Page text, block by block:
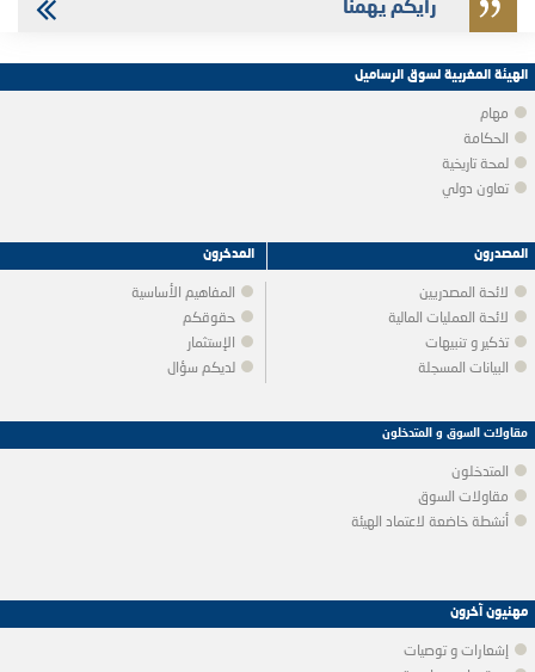
رأيكم يهمنا
الهيئة المغربية لسوق الرساميل
مهام
الحكامة
لمحة تاريخية
تعاون دولي
المدخرون
المفاهيم الأساسية
حقوقكم
الإستثمار
لديكم سؤال
المصدرون
لائحة المصدريين
لائحة العمليات المالية
تذكير و تنبيهات
البيانات المسجلة
مقاولات السوق و المتدخلون
المتدخلون
مقاولات السوق
أنشطة خاضعة لاعتماد الهيئة
مهنيون آخرون
إشعارات و توصيات